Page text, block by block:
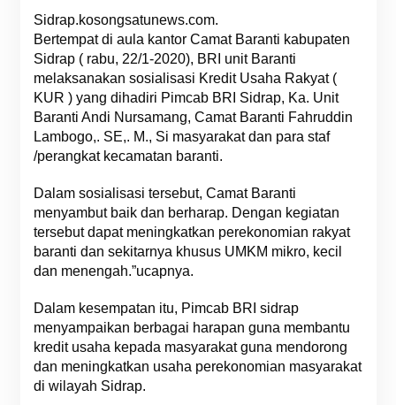
Sidrap.kosongsatunews.com.
Bertempat di aula kantor Camat Baranti kabupaten
Sidrap ( rabu, 22/1-2020), BRI unit Baranti
melaksanakan sosialisasi Kredit Usaha Rakyat (
KUR ) yang dihadiri Pimcab BRI Sidrap, Ka. Unit
Baranti Andi Nursamang, Camat Baranti Fahruddin
Lambogo,. SE,. M., Si masyarakat dan para staf
/perangkat kecamatan baranti.
Dalam sosialisasi tersebut, Camat Baranti
menyambut baik dan berharap. Dengan kegiatan
tersebut dapat meningkatkan perekonomian rakyat
baranti dan sekitarnya khusus UMKM mikro, kecil
dan menengah.”ucapnya.
Dalam kesempatan itu, Pimcab BRI sidrap
menyampaikan berbagai harapan guna membantu
kredit usaha kepada masyarakat guna mendorong
dan meningkatkan usaha perekonomian masyarakat
di wilayah Sidrap.